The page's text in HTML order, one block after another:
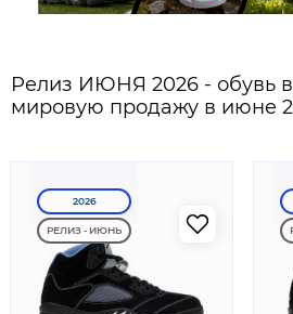
Релиз ИЮНЯ 2026 - обувь
мировую продажу в июне
2026
РЕЛИЗ - ИЮНЬ